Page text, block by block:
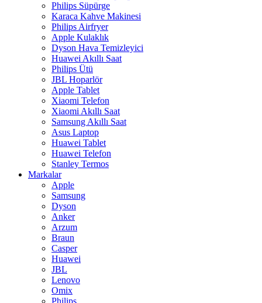
Philips Süpürge
Karaca Kahve Makinesi
Philips Airfryer
Apple Kulaklık
Dyson Hava Temizleyici
Huawei Akıllı Saat
Philips Ütü
JBL Hoparlör
Apple Tablet
Xiaomi Telefon
Xiaomi Akıllı Saat
Samsung Akıllı Saat
Asus Laptop
Huawei Tablet
Huawei Telefon
Stanley Termos
Markalar
Apple
Samsung
Dyson
Anker
Arzum
Braun
Casper
Huawei
JBL
Lenovo
Omix
Philips